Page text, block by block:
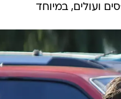
ועולים, במיוחד